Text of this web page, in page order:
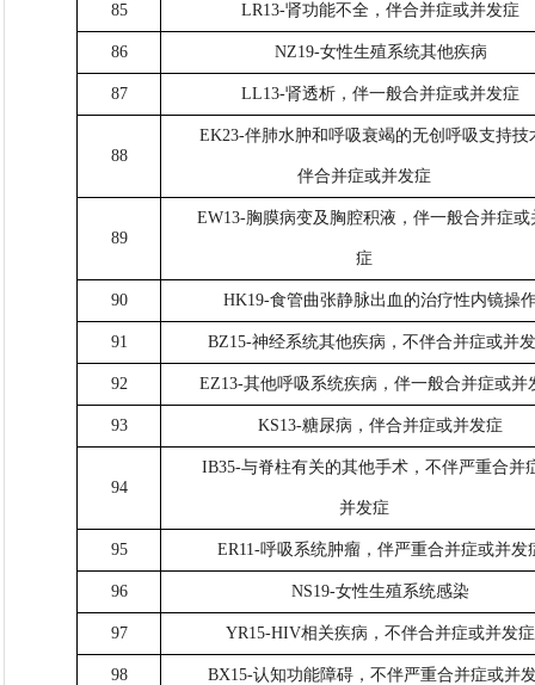
85 LR13-肾功能不全，伴合并症或并发症
86 NZ19-女性生殖系统其他疾病
87 LL13-肾透析，伴一般合并症或并发症
88
EK23-伴肺水肿和呼吸衰竭的无创呼吸支持技
伴合并症或并发症
89
EW13-胸膜病变及胸腔积液，伴一般合并症或
症
90 HK19-食管曲张静脉出血的治疗性内镜操
91 BZ15-神经系统其他疾病，不伴合并症或并
92 EZ13-其他呼吸系统疾病，伴一般合并症或并
93 KS13-糖尿病，伴合并症或并发症
94
IB35-与脊柱有关的其他手术，不伴严重合并
并发症
95 ER11-呼吸系统肿瘤，伴严重合并症或并发
96 NS19-女性生殖系统感染
97 YR15-HIV相关疾病，不伴合并症或并发症
98 BX15-认知功能障碍，不伴严重合并症或并